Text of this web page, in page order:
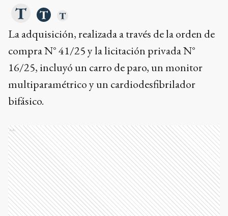
La adquisición, realizada a través de la orden de
compra N° 41/25 y la licitación privada N°
16/25, incluyó un carro de paro, un monitor
multiparamétrico y un cardiodesfibrilador
bifásico.
Ads